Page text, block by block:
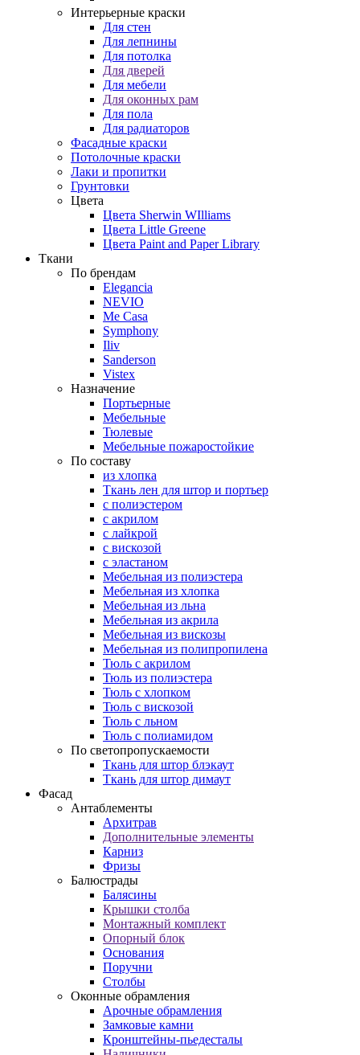
Интерьерные краски
Для стен
Для лепнины
Для потолка
Для дверей
Для мебели
Для оконных рам
Для пола
Для радиаторов
Фасадные краски
Потолочные краски
Лаки и пропитки
Грунтовки
Цвета
Цвета Sherwin WIlliams
Цвета Little Greene
Цвета Paint and Paper Library
Ткани
По брендам
Elegancia
NEVIO
Me Casa
Symphony
Iliv
Sanderson
Vistex
Назначение
Портьерные
Мебельные
Тюлевые
Мебельные пожаростойкие
По составу
из хлопка
Ткань лен для штор и портьер
с полиэстером
с акрилом
с лайкрой
с вискозой
с эластаном
Мебельная из полиэстера
Мебельная из хлопка
Мебельная из льна
Мебельная из акрила
Мебельная из вискозы
Мебельная из полипропилена
Тюль с акрилом
Тюль из полиэстера
Тюль с хлопком
Тюль с вискозой
Тюль с льном
Тюль с полиамидом
По светопропускаемости
Ткань для штор блэкаут
Ткань для штор димаут
Фасад
Антаблементы
Архитрав
Дополнительные элементы
Карниз
Фризы
Балюстрады
Балясины
Крышки столба
Монтажный комплект
Опорный блок
Основания
Поручни
Столбы
Оконные обрамления
Арочные обрамления
Замковые камни
Кронштейны-пьедесталы